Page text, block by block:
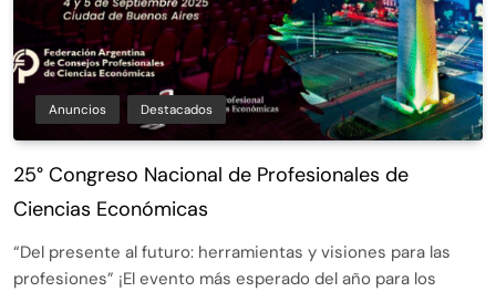
Anuncios Destacados
25° Congreso Nacional de Profesionales de
Ciencias Económicas
“Del presente al futuro: herramientas y visiones para las
profesiones” ¡El evento más esperado del año para los